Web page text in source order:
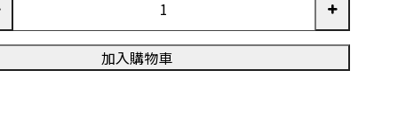
加入購物車